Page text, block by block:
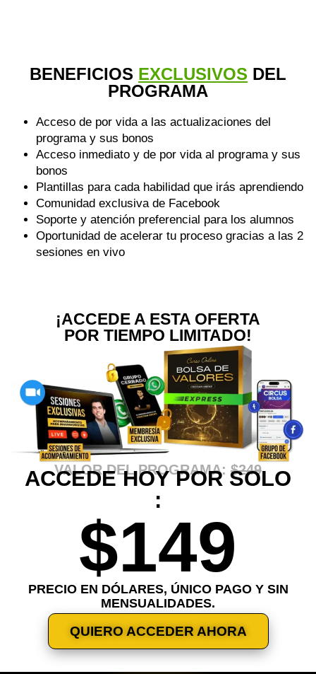
BENEFICIOS EXCLUSIVOS DEL
PROGRAMA
Acceso de por vida a las actualizaciones del
programa y sus bonos
Acceso inmediato y de por vida al programa y sus
bonos
Plantillas para cada habilidad que irás aprendiendo
Comunidad exclusiva de Facebook
Soporte y atención preferencial para los alumnos
Oportunidad de acelerar tu proceso gracias a las 2
sesiones en vivo
¡ACCEDE A ESTA OFERTA
POR TIEMPO LIMITADO!
VALOR DEL PROGRAMA: $249
ACCEDE HOY POR SOLO
:
$149
PRECIO EN DÓLARES, ÚNICO PAGO Y SIN
MENSUALIDADES.
QUIERO ACCEDER AHORA